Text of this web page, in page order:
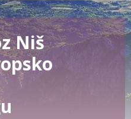
Niš